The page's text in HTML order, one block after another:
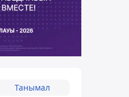
Танымал